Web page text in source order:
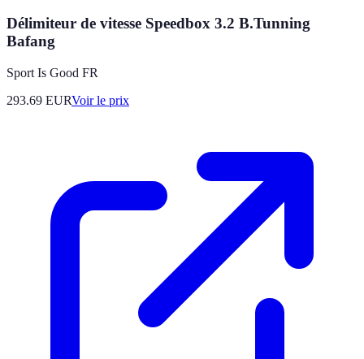
Délimiteur de vitesse Speedbox 3.2 B.Tunning
Bafang
Sport Is Good FR
293.69 EURVoir le prix